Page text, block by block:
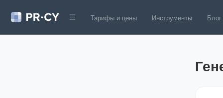
Тарифы и цены Инструменты Блог